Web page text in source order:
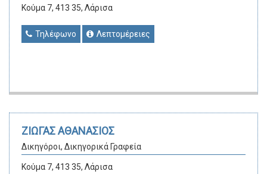
Κούμα 7, 413 35, Λάρισα
Τηλέφωνο Λεπτομέρειες
ΖΙΩΓΑΣ ΑΘΑΝΑΣΙΟΣ
Δικηγόροι, Δικηγορικά Γραφεία
Κούμα 7, 413 35, Λάρισα